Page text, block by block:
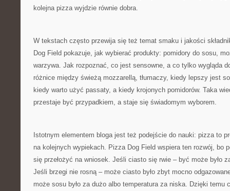
kolejna pizza wyjdzie równie dobra.
W tekstach często przewija się też temat smaku i jakości
Dog Field pokazuje, jak wybierać produkty: pomidory do sosu,
warzywa. Jak rozpoznać, co jest sensowne, a co tylko wygląda
różnice między świeżą mozzarellą, tłumaczy, kiedy lepszy jest
kiedy warto użyć passaty, a kiedy krojonych pomidorów. Taka
przestaje być przypadkiem, a staje się świadomym wyborem.
Istotnym elementem bloga jest też podejście do nauki: pizza to
na kolejnych wypiekach. Pizza Dog Field wspiera ten rozwój, bo
się przełożyć na wniosek. Jeśli ciasto się rwie – być może było
Jeśli brzegi nie rosną – może ciasto było zbyt mocno
może sosu było za dużo albo temperatura za niska. Dzięki temu